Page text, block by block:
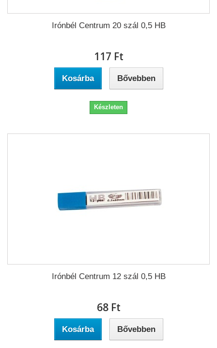
Irónbél Centrum 20 szál 0,5 HB
117 Ft‎
Kosárba Bővebben
Készleten
Irónbél Centrum 12 szál 0,5 HB
68 Ft‎
Kosárba Bővebben